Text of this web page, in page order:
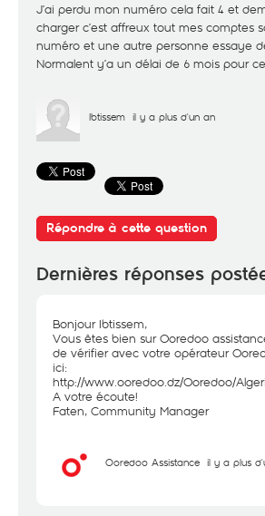
J’ai perdu mon numéro cela fait 4 et
charger c’est affreux tout mes comptes
numéro et une autre personne essaye
Normalent y’a un délai de 6 mois pour
Ibtissem il y a plus d'un an
Répondre à cette question
Dernières réponses
Bonjour Ibtissem,
Vous êtes bien sur Ooredoo
de vérifier avec votre opérateur
ici:
http://www.ooredoo.dz/Ooredoo/
A votre écoute!
Faten, Community Manager
Ooredoo Assistance il y a plus